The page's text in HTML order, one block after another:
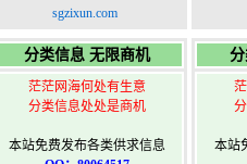
息网-免费信息发布网-
sgzixun.com
分类信息 无限商机
茫茫网海何处有生意
分类信息处处是商机
本站免费发布各类供求信息
本站